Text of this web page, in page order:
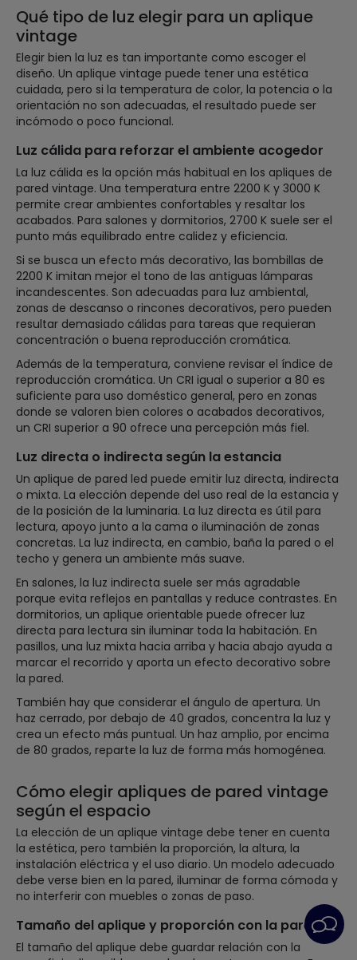
Qué tipo de luz elegir para un aplique
vintage
Elegir bien la luz es tan importante como escoger el
diseño. Un aplique vintage puede tener una estética
cuidada, pero si la temperatura de color, la potencia o la
orientación no son adecuadas, el resultado puede ser
incómodo o poco funcional.
Luz cálida para reforzar el ambiente acogedor
La luz cálida es la opción más habitual en los apliques de
pared vintage. Una temperatura entre 2200 K y 3000 K
permite crear ambientes confortables y resaltar los
acabados. Para salones y dormitorios, 2700 K suele ser el
punto más equilibrado entre calidez y eficiencia.
Si se busca un efecto más decorativo, las bombillas de
2200 K imitan mejor el tono de las antiguas lámparas
incandescentes. Son adecuadas para luz ambiental,
zonas de descanso o rincones decorativos, pero pueden
resultar demasiado cálidas para tareas que requieran
concentración o buena reproducción cromática.
Además de la temperatura, conviene revisar el índice de
reproducción cromática. Un CRI igual o superior a 80 es
suficiente para uso doméstico general, pero en zonas
donde se valoren bien colores o acabados decorativos,
un CRI superior a 90 ofrece una percepción más fiel.
Luz directa o indirecta según la estancia
Un aplique de pared led puede emitir luz directa, indirecta
o mixta. La elección depende del uso real de la estancia y
de la posición de la luminaria. La luz directa es útil para
lectura, apoyo junto a la cama o iluminación de zonas
concretas. La luz indirecta, en cambio, baña la pared o el
techo y genera un ambiente más suave.
En salones, la luz indirecta suele ser más agradable
porque evita reflejos en pantallas y reduce contrastes. En
dormitorios, un aplique orientable puede ofrecer luz
directa para lectura sin iluminar toda la habitación. En
pasillos, una luz mixta hacia arriba y hacia abajo ayuda a
marcar el recorrido y aporta un efecto decorativo sobre
la pared.
También hay que considerar el ángulo de apertura. Un
haz cerrado, por debajo de 40 grados, concentra la luz y
crea un efecto más puntual. Un haz amplio, por encima
de 80 grados, reparte la luz de forma más homogénea.
Cómo elegir apliques de pared vintage
según el espacio
La elección de un aplique vintage debe tener en cuenta
la estética, pero también la proporción, la altura, la
instalación eléctrica y el uso diario. Un modelo adecuado
debe verse bien en la pared, iluminar de forma cómoda y
no interferir con muebles o zonas de paso.
Tamaño del aplique y proporción con la pared
El tamaño del aplique debe guardar relación con la